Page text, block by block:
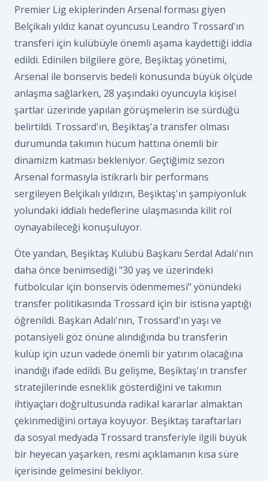
Premier Lig ekiplerinden Arsenal forması giyen
Belçikalı yıldız kanat oyuncusu Leandro Trossard'ın
transferi için kulübüyle önemli aşama kaydettiği iddia
edildi. Edinilen bilgilere göre, Beşiktaş yönetimi,
Arsenal ile bonservis bedeli konusunda büyük ölçüde
anlaşma sağlarken, 28 yaşındaki oyuncuyla kişisel
şartlar üzerinde yapılan görüşmelerin ise sürdüğü
belirtildi. Trossard'ın, Beşiktaş'a transfer olması
durumunda takımın hücum hattına önemli bir
dinamizm katması bekleniyor. Geçtiğimiz sezon
Arsenal formasıyla istikrarlı bir performans
sergileyen Belçikalı yıldızın, Beşiktaş'ın şampiyonluk
yolundaki iddialı hedeflerine ulaşmasında kilit rol
oynayabileceği konuşuluyor.
Öte yandan, Beşiktaş Kulübü Başkanı Serdal Adalı'nın
daha önce benimsediği "30 yaş ve üzerindeki
futbolcular için bonservis ödenmemesi" yönündeki
transfer politikasında Trossard için bir istisna yaptığı
öğrenildi. Başkan Adalı'nın, Trossard'ın yaşı ve
potansiyeli göz önüne alındığında bu transferin
kulüp için uzun vadede önemli bir yatırım olacağına
inandığı ifade edildi. Bu gelişme, Beşiktaş'ın transfer
stratejilerinde esneklik gösterdiğini ve takımın
ihtiyaçları doğrultusunda radikal kararlar almaktan
çekinmediğini ortaya koyuyor. Beşiktaş taraftarları
da sosyal medyada Trossard transferiyle ilgili büyük
bir heyecan yaşarken, resmi açıklamanın kısa süre
içerisinde gelmesini bekliyor.